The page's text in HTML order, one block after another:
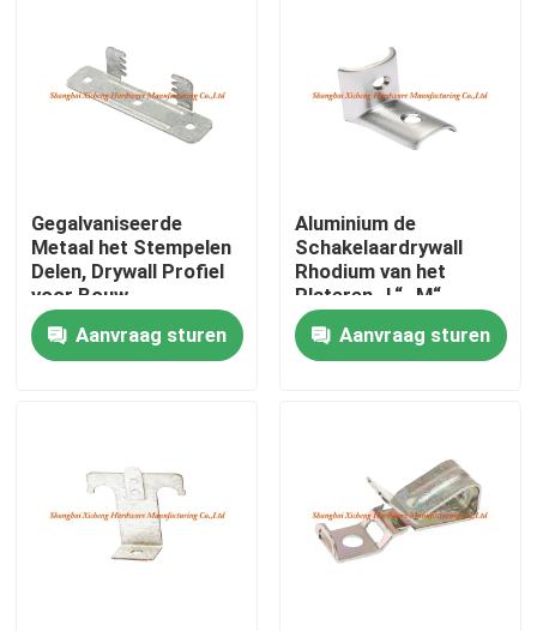
Ongeveer ons
Kwaliteitscontrole
Contacteer ons
Het Comité van de aluminiumtoegang
Het Comité van de staaltoegang
Gegalvaniseerde
Metaal het Stempelen
Delen, Drywall Profiel
voor Bouw
Aanvraag sturen
Aluminium de
Schakelaardrywall
Rhodium van het
Plateren „L“ „M“
Plafond Toebehoren
Aanvraag sturen